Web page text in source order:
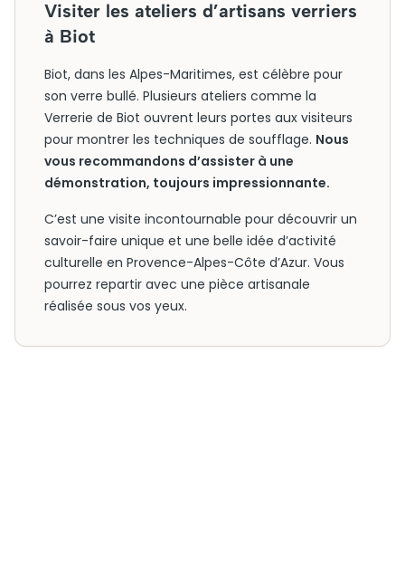
Visiter les ateliers d’artisans verriers
à Biot
Biot, dans les Alpes-Maritimes, est célèbre pour
son verre bullé. Plusieurs ateliers comme la
Verrerie de Biot ouvrent leurs portes aux visiteurs
pour montrer les techniques de soufflage. Nous
vous recommandons d’assister à une
démonstration, toujours impressionnante.
C’est une visite incontournable pour découvrir un
savoir-faire unique et une belle idée d’activité
culturelle en Provence-Alpes-Côte d’Azur. Vous
pourrez repartir avec une pièce artisanale
réalisée sous vos yeux.